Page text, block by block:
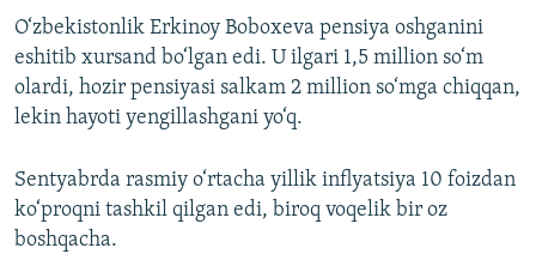
O‘zbekistonlik Erkinoy Boboxeva pensiya oshganini
eshitib xursand bo‘lgan edi. U ilgari 1,5 million so‘m
olardi, hozir pensiyasi salkam 2 million so‘mga chiqqan,
lekin hayoti yengillashgani yo‘q.
Sentyabrda rasmiy o‘rtacha yillik inflyatsiya 10 foizdan
ko‘proqni tashkil qilgan edi, biroq voqelik bir oz
boshqacha.